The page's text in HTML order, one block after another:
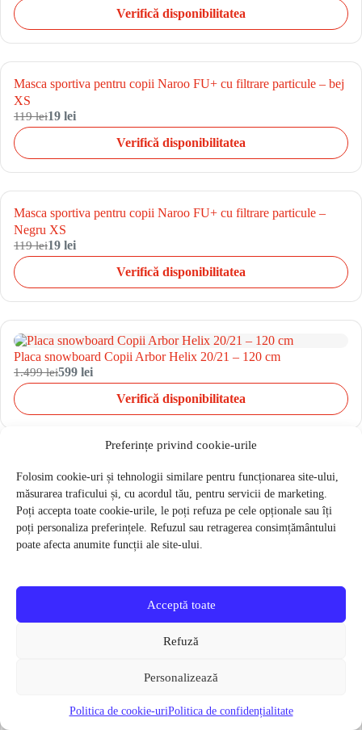
Preferințe privind cookie-urile
Folosim cookie-uri și tehnologii similare pentru funcționarea site-ului,
măsurarea traficului și, cu acordul tău, pentru servicii de marketing.
Poți accepta toate cookie-urile, le poți refuza pe cele opționale sau îți
poți personaliza preferințele. Refuzul sau retragerea consimțământului
poate afecta anumite funcții ale site-ului.
Acceptă toate
Refuză
Personalizează
Politica de cookie-uriPolitica de confidențialitate
Verifică disponibilitatea
Masca sportiva pentru copii Naroo FU+ cu filtrare particule – bej
XS
119 lei19 lei
Verifică disponibilitatea
Masca sportiva pentru copii Naroo FU+ cu filtrare particule –
Negru XS
119 lei19 lei
Verifică disponibilitatea
Placa snowboard Copii Arbor Helix 20/21 – 120 cm
1.499 lei599 lei
Verifică disponibilitatea
Placa snowboard Copii YES First Basic 23/24 – 133 cm
1.399 lei600 lei
Verifică disponibilitatea
Placa snowboard Copii YES First Basic 23/24 – 138 cm
1.399 lei600 lei